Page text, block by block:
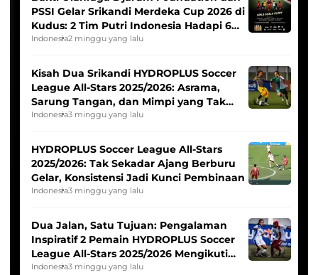
PSSI Gelar Srikandi Merdeka Cup 2026 di
Kudus: 2 Tim Putri Indonesia Hadapi 6
Tim Asia
Indonesia2 minggu yang lalu
Kisah Dua Srikandi HYDROPLUS Soccer
League All-Stars 2025/2026: Asrama,
Sarung Tangan, dan Mimpi yang Tak
Pernah Padam
Indonesia3 minggu yang lalu
HYDROPLUS Soccer League All-Stars
2025/2026: Tak Sekadar Ajang Berburu
Gelar, Konsistensi Jadi Kunci Pembinaan
Indonesia3 minggu yang lalu
Dua Jalan, Satu Tujuan: Pengalaman
Inspiratif 2 Pemain HYDROPLUS Soccer
League All-Stars 2025/2026 Mengikuti
Seleksi Timnas Indonesia Putri
Indonesia3 minggu yang lalu